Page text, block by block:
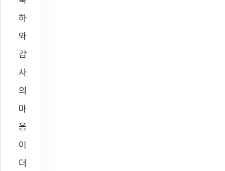
하
와
감
사
의
마
음
이
더